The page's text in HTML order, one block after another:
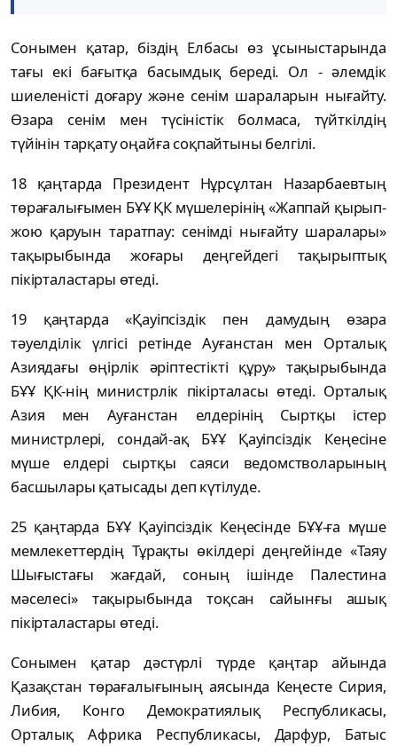
Сонымен қатар, біздің Елбасы өз ұсыныстарында
тағы екі бағытқа басымдық береді. Ол - әлемдік
шиеленісті доғару және сенім шараларын нығайту.
Өзара сенім мен түсіністік болмаса, түйткілдің
түйінін тарқату оңайға соқпайтыны белгілі.
18 қаңтарда Президент Нұрсұлтан Назарбаевтың
төрағалығымен БҰҰ ҚК мүшелерінің «Жаппай қырып-
жою қаруын таратпау: сенімді нығайту шаралары»
тақырыбында жоғары деңгейдегі тақырыптық
пікірталастары өтеді.
19 қаңтарда «Қауіпсіздік пен дамудың өзара
тәуелділік үлгісі ретінде Ауғанстан мен Орталық
Азиядағы өңірлік әріптестікті құру» тақырыбында
БҰҰ ҚК-нің министрлік пікірталасы өтеді. Орталық
Азия мен Ауғанстан елдерінің Сыртқы істер
министрлері, сондай-ақ БҰҰ Қауіпсіздік Кеңесіне
мүше елдері сыртқы саяси ведомстволарының
басшылары қатысады деп күтілуде.
25 қаңтарда БҰҰ Қауіпсіздік Кеңесінде БҰҰ-ға мүше
мемлекеттердің Тұрақты өкілдері деңгейінде «Таяу
Шығыстағы жағдай, соның ішінде Палестина
мәселесі» тақырыбында тоқсан сайынғы ашық
пікірталастары өтеді.
Сонымен қатар дәстүрлі түрде қаңтар айында
Қазақстан төрағалығының аясында Кеңесте Сирия,
Либия, Конго Демократиялық Республикасы,
Орталық Африка Республикасы, Дарфур, Батыс